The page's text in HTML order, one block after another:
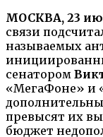
МОСКВА, 23
связи
называемых
сенатором
«МегаФоне» и
превысят их
бюджет